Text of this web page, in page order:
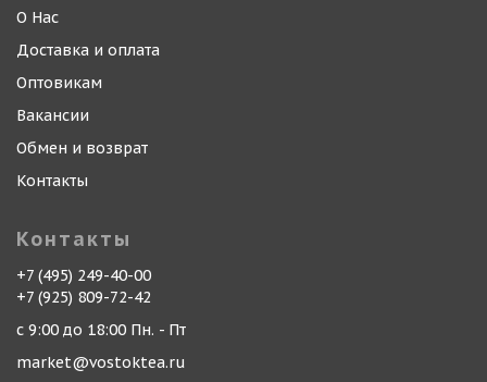
О Нас
Доставка и оплата
Оптовикам
Вакансии
Обмен и возврат
Контакты
Контакты
+7 (495) 249-40-00
+7 (925) 809-72-42
с 9:00 до 18:00 Пн. - Пт
market@vostoktea.ru